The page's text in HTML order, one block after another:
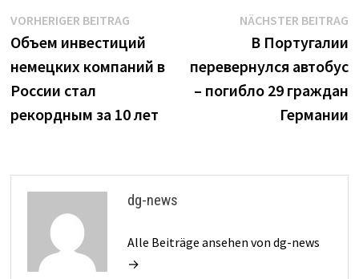
Beitrags-
Navigation
VORHERIGER BEITRAGVorheriger
Beitrag:
Объем инвестиций
немецких компаний в
России стал
рекордным за 10 лет
NÄCHSTER BEITRAG
В Португалии
перевернулся автобус
– погибло 29 граждан
Германии
dg-news
Alle Beiträge ansehen von dg-news
→